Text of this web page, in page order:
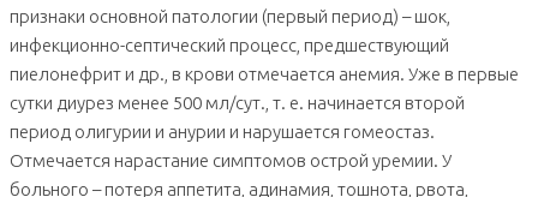
признаки основной патологии (первый период) – шок,
инфекционно-септический процесс, предшествующий
пиелонефрит и др., в крови отмечается анемия. Уже в первые
сутки диурез менее 500 мл/сут., т. е. начинается второй
период олигурии и анурии и нарушается гомеостаз.
Отмечается нарастание симптомов острой уремии. У
больного – потеря аппетита, адинамия, тошнота, рвота,